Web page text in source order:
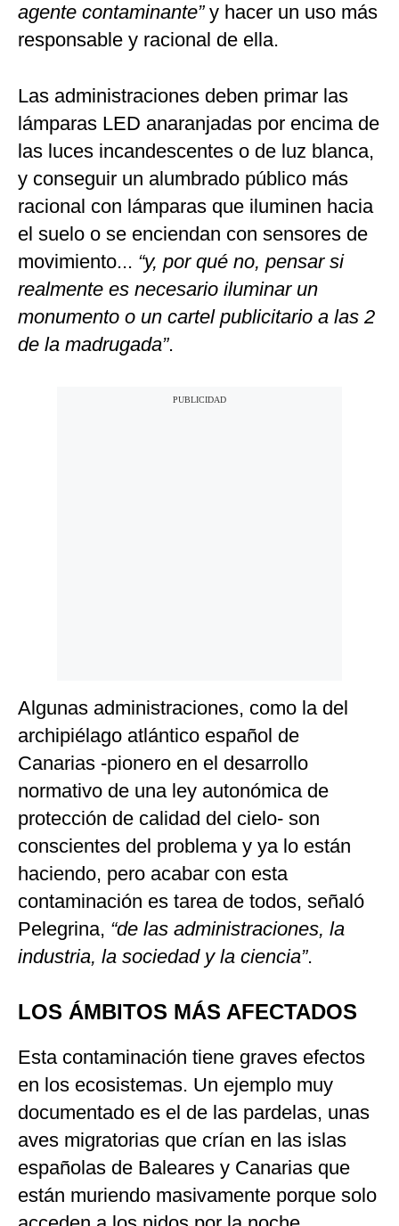
agente contaminante”y hacer un uso más
responsable y racional de ella.
Las administraciones deben primar las
lámparas LED anaranjadas por encima de
las luces incandescentes o de luz blanca,
y conseguir un alumbrado público más
racional con lámparas que iluminen hacia
el suelo o se enciendan con sensores de
movimiento... “y, por qué no, pensar si
realmente es necesario iluminar un
monumento o un cartel publicitario a las 2
de la madrugada”.
Algunas administraciones, como la del
archipiélago atlántico español de
Canarias -pionero en el desarrollo
normativo de una ley autonómica de
protección de calidad del cielo- son
conscientes del problema y ya lo están
haciendo, pero acabar con esta
contaminación es tarea de todos, señaló
Pelegrina, “de las administraciones, la
industria, la sociedad y la ciencia”.
LOS ÁMBITOS MÁS AFECTADOS
Esta contaminación tiene graves efectos
en los ecosistemas. Un ejemplo muy
documentado es el de las pardelas, unas
aves migratorias que crían en las islas
españolas de Baleares y Canarias que
están muriendo masivamente porque solo